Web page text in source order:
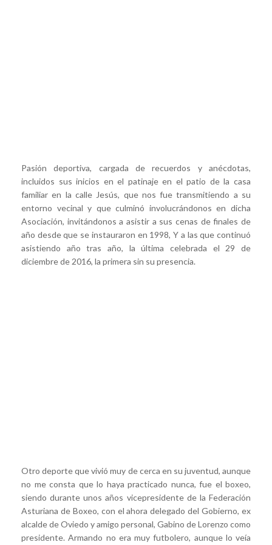
Pasión deportiva, cargada de recuerdos y anécdotas,
incluidos sus inicios en el patinaje en el patio de la casa
familiar en la calle Jesús, que nos fue transmitiendo a su
entorno vecinal y que culminó involucrándonos en dicha
Asociación, invitándonos a asistir a sus cenas de finales de
año desde que se instauraron en 1998, Y a las que continuó
asistiendo año tras año, la última celebrada el 29 de
diciembre de 2016, la primera sin su presencia.
Otro deporte que vivió muy de cerca en su juventud, aunque
no me consta que lo haya practicado nunca, fue el boxeo,
siendo durante unos años vicepresidente de la Federación
Asturiana de Boxeo, con el ahora delegado del Gobierno, ex
alcalde de Oviedo y amigo personal, Gabino de Lorenzo como
presidente. Armando no era muy futbolero, aunque lo veía